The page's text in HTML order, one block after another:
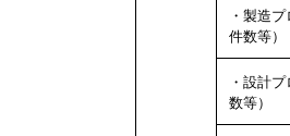
・製造
件数等）
・設計
数等）